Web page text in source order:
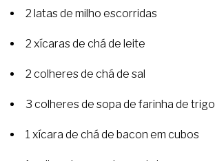
2 latas de milho escorridas
2 xícaras de chá de leite
2 colheres de chá de sal
3 colheres de sopa de farinha de trigo
1 xícara de chá de bacon em cubos